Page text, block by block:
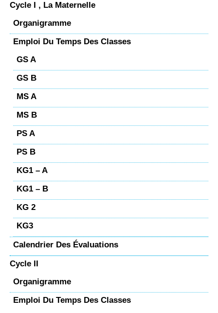
Cycle I , La Maternelle
Organigramme
Emploi Du Temps Des Classes
GS A
GS B
MS A
MS B
PS A
PS B
KG1 – A
KG1 – B
KG 2
KG3
Calendrier Des Évaluations
Cycle II
Organigramme
Emploi Du Temps Des Classes